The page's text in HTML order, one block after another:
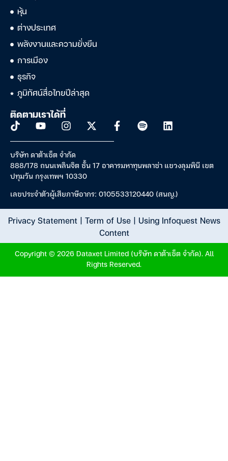
หุ้น
ต่างประเทศ
พลังงานและความยั่งยืน
การเมือง
ธุรกิจ
ภูมิทัศน์สื่อไทยปีล่าสุด
ติดตามเราได้ที่
บริษัท ดาต้าเซ็ต จำกัด
888/178 ถนนเพลินจิต ชั้น 17 อาคารมหาทุนพลาซ่า แขวงลุมพินี เขต
ปทุมวัน กรุงเทพฯ 10330
เลขประจำตัวผู้เสียภาษีอากร: 0105533120440 (สนญ.)
Privacy Statement| Term of Use| Using Infoquest News
Content
Copyright © 2026 Dataxet Limited (บริษัท ดาต้าเซ็ต จำกัด). All
Rights Reserved.